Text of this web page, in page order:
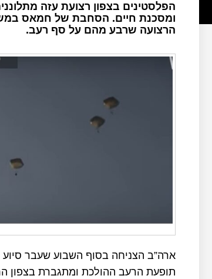
הפלסטינים בצפון רצועת עזה
ומסכנת חיים. הסחבת של חמאס
הרצועה שרבע מהם על סף רעב.
ארה”ב הצניחה בסוף השבוע שעבר סיוע
תופעת הרעב ההולכת ומתגברת בצפון